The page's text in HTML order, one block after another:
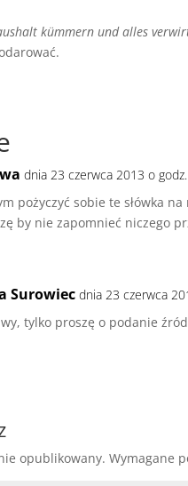
kümmern und alles
dnia 23 czerwca 2013 o
pożyczyć sobie te słówka
by nie zapomnieć niczego
Surowiec dnia 23 czerwca
tylko proszę o podanie
opublikowany. Wymagane